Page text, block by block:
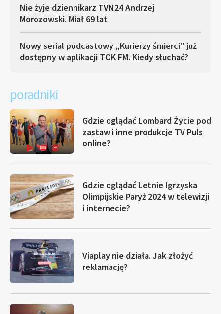
Nie żyje dziennikarz TVN24 Andrzej
Morozowski. Miał 69 lat
Nowy serial podcastowy „Kurierzy śmierci” już
dostępny w aplikacji TOK FM. Kiedy słuchać?
poradniki
Gdzie oglądać Lombard Życie pod
zastaw i inne produkcje TV Puls
online?
Gdzie oglądać Letnie Igrzyska
Olimpijskie Paryż 2024 w telewizji
i internecie?
Viaplay nie działa. Jak złożyć
reklamację?